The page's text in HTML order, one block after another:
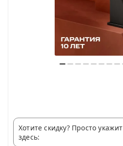
Хотите скидку? Просто
здесь: